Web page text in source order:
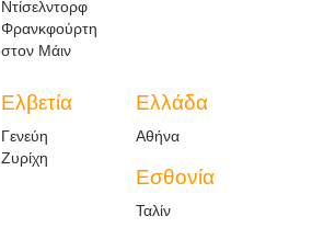
Ντίσελντορφ
Φρανκφούρτη
στον Μάιν
Ελβετία
Γενεύη
Ζυρίχη
Ελλάδα
Αθήνα
Εσθονία
Ταλίν